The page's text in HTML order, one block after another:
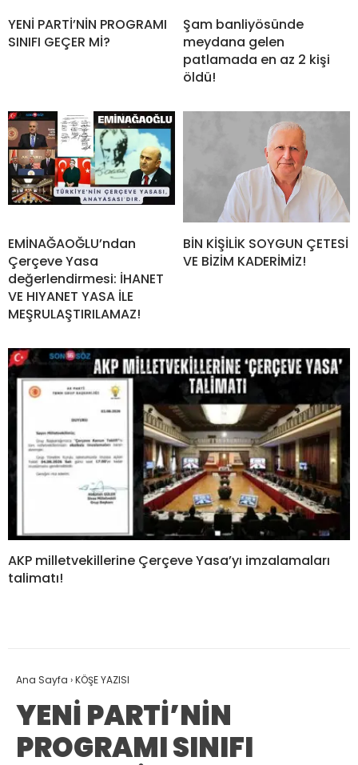
YENİ PARTİ’NİN PROGRAMI
SINIFI GEÇER Mİ?
Şam banliyösünde
meydana gelen
patlamada en az 2 kişi
öldü!
EMİNAĞAOĞLU’ndan
Çerçeve Yasa
değerlendirmesi: İHANET
VE HIYANET YASA İLE
MEŞRULAŞTIRILAMAZ!
BİN KİŞİLİK SOYGUN ÇETESİ
VE BİZİM KADERİMİZ!
AKP milletvekillerine Çerçeve Yasa’yı imzalamaları
talimatı!
Ana Sayfa ›KÖŞE YAZISI
YENİ PARTİ’NİN
PROGRAMI SINIFI